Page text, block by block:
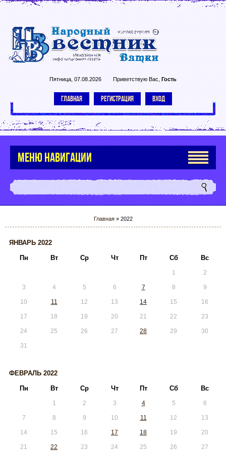
Пятница, 07.08.2026 Приветствую Вас Гость
ГЛАВНАЯ РЕГИСТРАЦИЯ ВХОД
МЕНЮ НАВИГАЦИИ
Главная» 2022
ЯНВАРЬ 2022
Пн
Вт Ср Чт Пт Сб Вс
1 2
3 4 5 6 7 8 9
10 11 12 13 14 15 16
17 18 19 20 21 22 23
24 25 26 27 28 29 30
31
ФЕВРАЛЬ 2022
Пн
Вт Ср Чт Пт Сб Вс
1 2 3 4 5 6
7 8 9 10 11 12 13
14 15 16 17 18 19 20
21 22 23 24 25 26 27